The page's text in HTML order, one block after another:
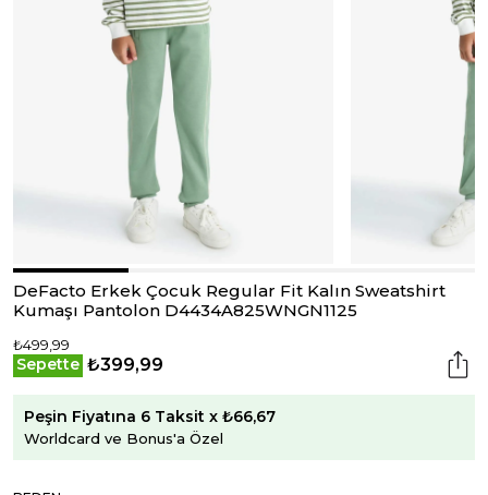
DeFacto Erkek Çocuk Regular Fit Kalın Sweatshirt
Kumaşı Pantolon D4434A825WNGN1125
₺499,99
Sepette ₺399,99
Peşin Fiyatına 6 Taksit x ₺66,67
Worldcard ve Bonus'a Özel